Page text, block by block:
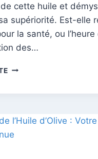
cette huile et
supériorité. Est-elle
la santé, ou
des…
HUILE
LE
DUEL